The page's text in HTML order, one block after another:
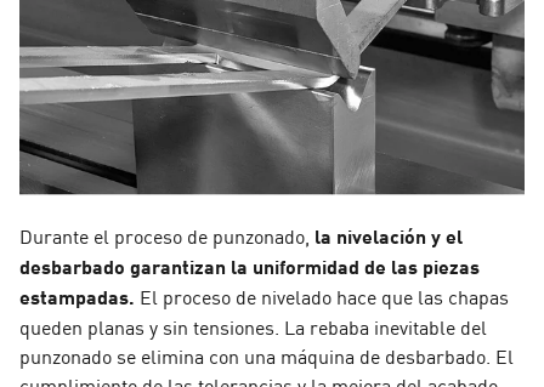
Durante el proceso de punzonado, la nivelación y el
desbarbado garantizan la uniformidad de las piezas
estampadas. El proceso de nivelado hace que las chapas
queden planas y sin tensiones. La rebaba inevitable del
punzonado se elimina con una máquina de desbarbado. El